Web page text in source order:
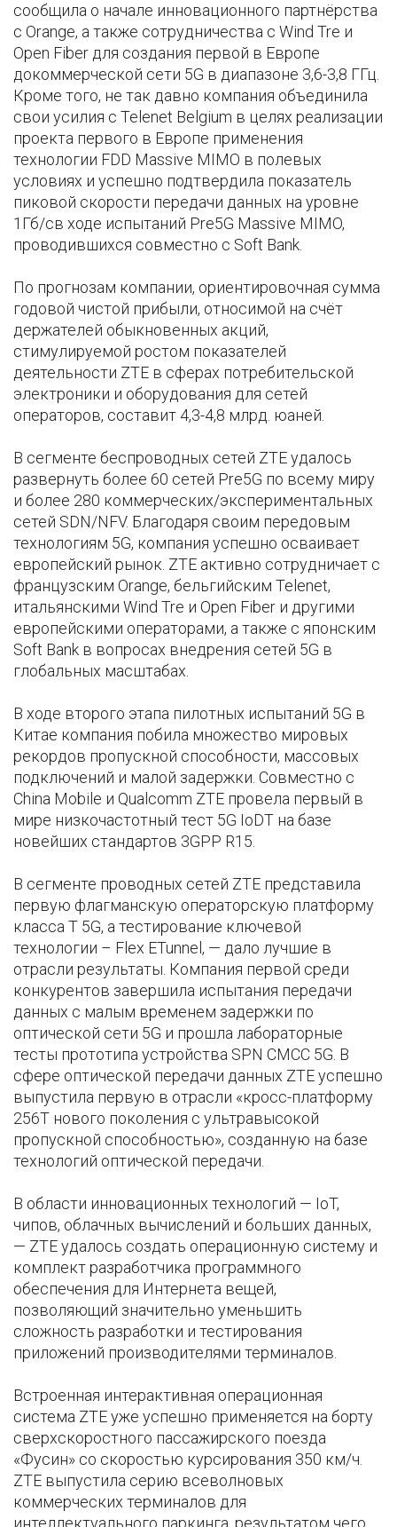
сообщила о начале инновационного партнёрства
с Orange, а также сотрудничества с Wind Tre и
Open Fiber для создания первой в Европе
докоммерческой сети 5G в диапазоне 3,6-3,8 ГГц.
Кроме того, не так давно компания объединила
свои усилия с Telenet Belgium в целях реализации
проекта первого в Европе применения
технологии FDD Massive MIMO в полевых
условиях и успешно подтвердила показатель
пиковой скорости передачи данных на уровне
1Гб/св ходе испытаний Pre5G Massive MIMO,
проводившихся совместно с Soft Bank.
По прогнозам компании, ориентировочная сумма
годовой чистой прибыли, относимой на счёт
держателей обыкновенных акций,
стимулируемой ростом показателей
деятельности ZTE в сферах потребительской
электроники и оборудования для сетей
операторов, составит 4,3-4,8 млрд. юаней.
В сегменте беспроводных сетей ZTE удалось
развернуть более 60 сетей Pre5G по всему миру
и более 280 коммерческих/экспериментальных
сетей SDN/NFV. Благодаря своим передовым
технологиям 5G, компания успешно осваивает
европейский рынок. ZTE активно сотрудничает с
французским Orange, бельгийским Telenet,
итальянскими Wind Tre и Оpen Fiber и другими
европейскими операторами, а также с японским
Soft Bank в вопросах внедрения сетей 5G в
глобальных масштабах.
В ходе второго этапа пилотных испытаний 5G в
Китае компания побила множество мировых
рекордов пропускной способности, массовых
подключений и малой задержки. Совместно с
China Mobile и Qualcomm ZTE провела первый в
мире низкочастотный тест 5G IoDT на базе
новейших стандартов 3GPP R15.
В сегменте проводных сетей ZTE представила
первую флагманскую операторскую платформу
класса Т 5G, а тестирование ключевой
технологии – Flex ETunnel, — дало лучшие в
отрасли результаты. Компания первой среди
конкурентов завершила испытания передачи
данных с малым временем задержки по
оптической сети 5G и прошла лабораторные
тесты прототипа устройства SPN СМСС 5G. В
сфере оптической передачи данных ZTE успешно
выпустила первую в отрасли «кросс-платформу
256T нового поколения с ультравысокой
пропускной способностью», созданную на базе
технологий оптической передачи.
В области инновационных технологий — IoT,
чипов, облачных вычислений и больших данных,
— ZTE удалось создать операционную систему и
комплект разработчика программного
обеспечения для Интернета вещей,
позволяющий значительно уменьшить
сложность разработки и тестирования
приложений производителями терминалов.
Встроенная интерактивная операционная
система ZTE уже успешно применяется на борту
сверхскоростного пассажирского поезда
«Фусин» со скоростью курсирования 350 км/ч.
ZTE выпустила серию всеволновых
коммерческих терминалов для
интеллектуального паркинга, результатом чего